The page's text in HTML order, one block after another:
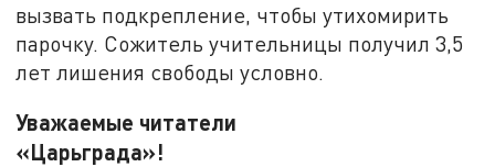
вызвать подкрепление, чтобы утихомирить
парочку. Сожитель учительницы получил 3,5
лет лишения свободы условно.
Уважаемые читатели
«Царьграда»!